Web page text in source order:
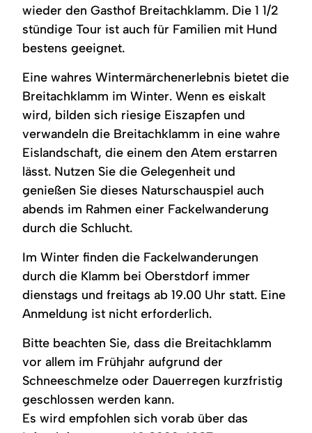
wieder den Gasthof Breitachklamm. Die 1 1/2
stündige Tour ist auch für Familien mit Hund
bestens geeignet.
Eine wahres Wintermärchenerlebnis bietet die
Breitachklamm im Winter. Wenn es eiskalt
wird, bilden sich riesige Eiszapfen und
verwandeln die Breitachklamm in eine wahre
Eislandschaft, die einem den Atem erstarren
lässt. Nutzen Sie die Gelegenheit und
genießen Sie dieses Naturschauspiel auch
abends im Rahmen einer Fackelwanderung
durch die Schlucht.
Im Winter finden die Fackelwanderungen
durch die Klamm bei Oberstdorf immer
dienstags und freitags ab 19.00 Uhr statt. Eine
Anmeldung ist nicht erforderlich.
Bitte beachten Sie, dass die Breitachklamm
vor allem im Frühjahr aufgrund der
Schneeschmelze oder Dauerregen kurzfristig
geschlossen werden kann.
Es wird empfohlen sich vorab über das